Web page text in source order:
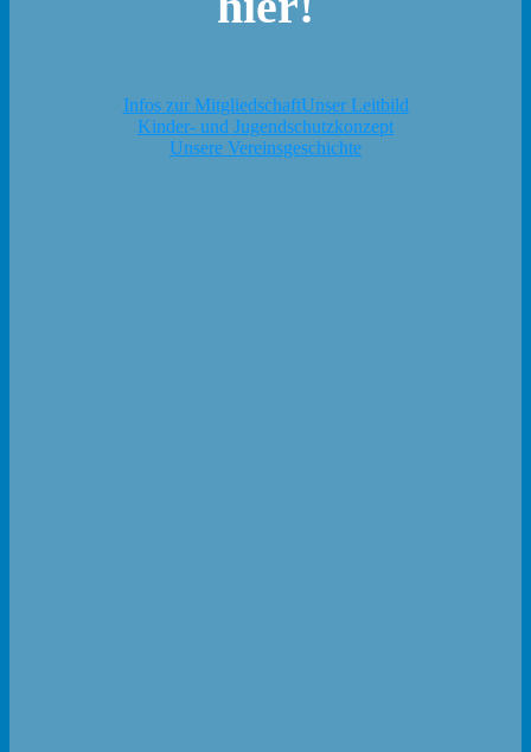
Infos zur MitgliedschaftUnser Leitbild
Kinder- und Jugendschutzkonzept
Unsere Vereinsgeschichte